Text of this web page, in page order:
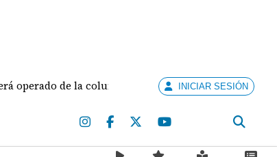
de la columna: "Voy a salir con una columna
INICIAR SESIÓN